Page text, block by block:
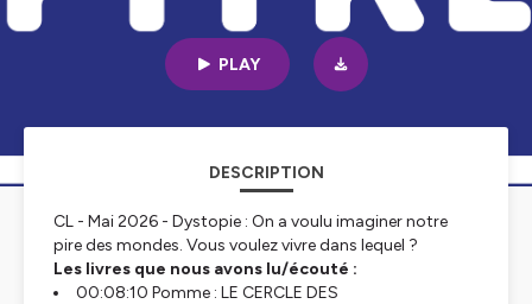
PLAY
DESCRIPTION
CL - Mai 2026 - Dystopie : On a voulu imaginer notre
pire des mondes. Vous voulez vivre dans lequel ?
Les livres que nous avons lu/écouté :
00:08:10 Pomme : LE CERCLE DES